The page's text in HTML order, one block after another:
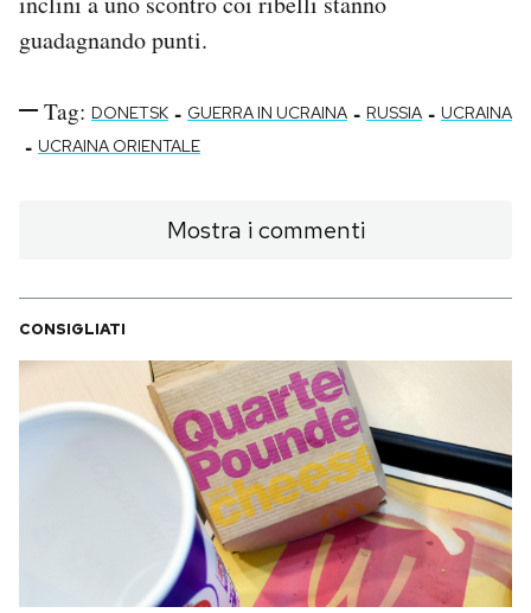
guadagnando punti.
Tag: DONETSK - GUERRA IN UCRAINA - RUSSIA - UCRAINA
- UCRAINA ORIENTALE
Mostra i commenti
CONSIGLIATI